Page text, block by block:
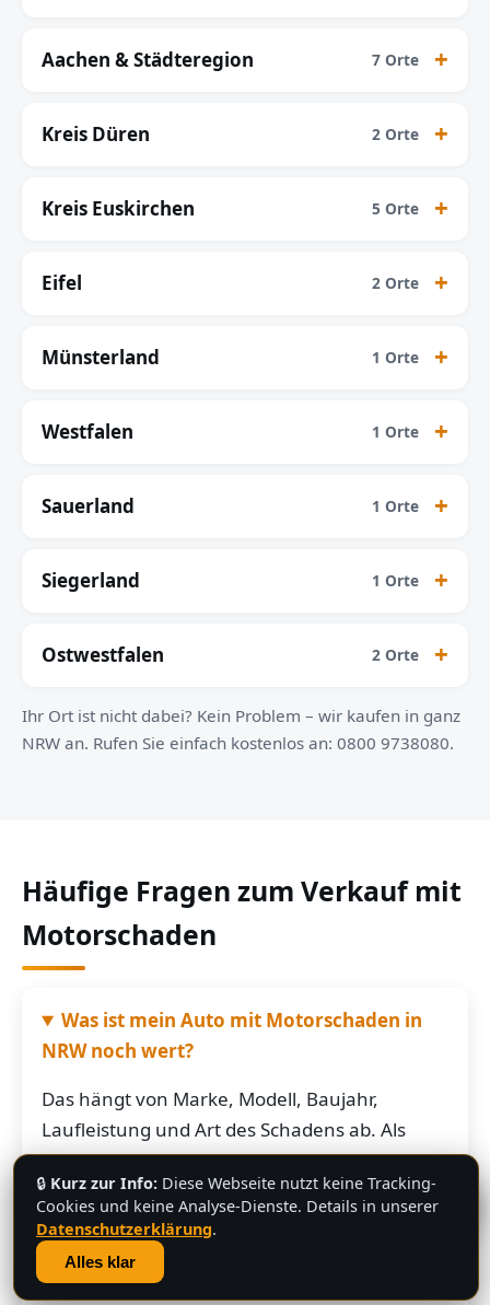
Aachen & Städteregion 7 Orte
Kreis Düren 2 Orte
Kreis Euskirchen 5 Orte
Eifel 2 Orte
Münsterland 1 Orte
Westfalen 1 Orte
Sauerland 1 Orte
Siegerland 1 Orte
Ostwestfalen 2 Orte
Ihr Ort ist nicht dabei? Kein Problem – wir kaufen in ganz
NRW an. Rufen Sie einfach kostenlos an: 0800 9738080.
Häufige Fragen zum Verkauf mit
Motorschaden
Was ist mein Auto mit Motorschaden in
NRW noch wert?
Das hängt von Marke, Modell, Baujahr,
Laufleistung und Art des Schadens ab. Als
grobe Richtung: Fahrzeuge mit Motorschaden
bringen je nach Restwert der Karosserie und
der Teile oft noch mehrere hundert bis
mehrere tausend Euro. Schicken Sie uns die
Fahrzeugdaten – Sie bekommen von uns eine
💬
🔒 Kurz zur Info: Diese Webseite nutzt keine Tracking-
Cookies und keine Analyse-Dienste. Details in unserer
Datenschutzerklärung.
Alles klar